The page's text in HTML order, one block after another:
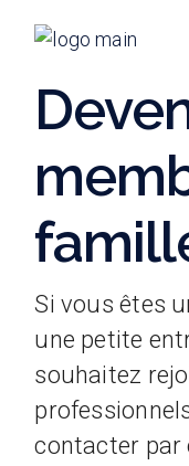
Si vous êtes
une petite
souhaitez
contacter par